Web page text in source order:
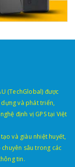
(TechGlobal) được
và phát triển,
định vị GPS tại Việt
và giàu nhiệt huyết,
sâu trong các
tin.